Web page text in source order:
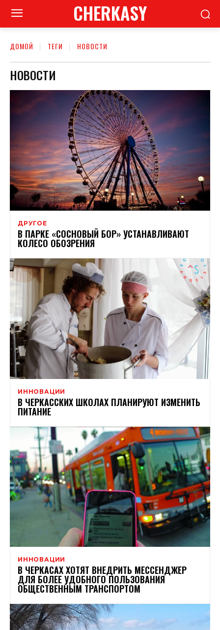
CHERKASY
ДОМОЙ ТЕГИ НОВОСТИ
НОВОСТИ
ДРУГОЕ
В ПАРКЕ «СОСНОВЫЙ БОР» УСТАНАВЛИВАЮТ
КОЛЕСО ОБОЗРЕНИЯ
ИННОВАЦИИ
В ЧЕРКАССКИХ ШКОЛАХ ПЛАНИРУЮТ ИЗМЕНИТЬ
ПИТАНИЕ
ИННОВАЦИИ
В ЧЕРКАСАХ ХОТЯТ ВНЕДРИТЬ МЕССЕНДЖЕР
ДЛЯ БОЛЕЕ УДОБНОГО ПОЛЬЗОВАНИЯ
ОБЩЕСТВЕННЫМ ТРАНСПОРТОМ